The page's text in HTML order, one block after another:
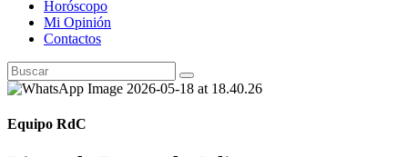
Horóscopo
Mi Opinión
Contactos
Equipo RdC